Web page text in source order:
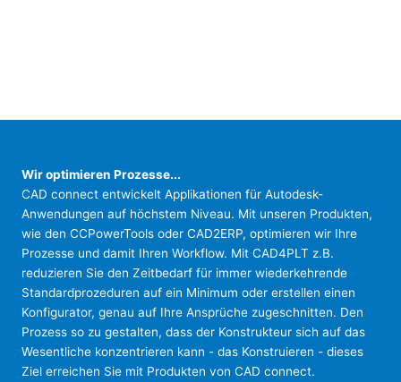
Wir optimieren Prozesse...
CAD connect entwickelt Applikationen für Autodesk-
Anwendungen auf höchstem Niveau. Mit unseren Produkten,
wie den CCPowerTools oder CAD2ERP, optimieren wir Ihre
Prozesse und damit Ihren Workflow. Mit CAD4PLT z.B.
reduzieren Sie den Zeitbedarf für immer wiederkehrende
Standardprozeduren auf ein Minimum oder erstellen einen
Konfigurator, genau auf Ihre Ansprüche zugeschnitten. Den
Prozess so zu gestalten, dass der Konstrukteur sich auf das
Wesentliche konzentrieren kann - das Konstruieren - dieses
Ziel erreichen Sie mit Produkten von CAD connect.